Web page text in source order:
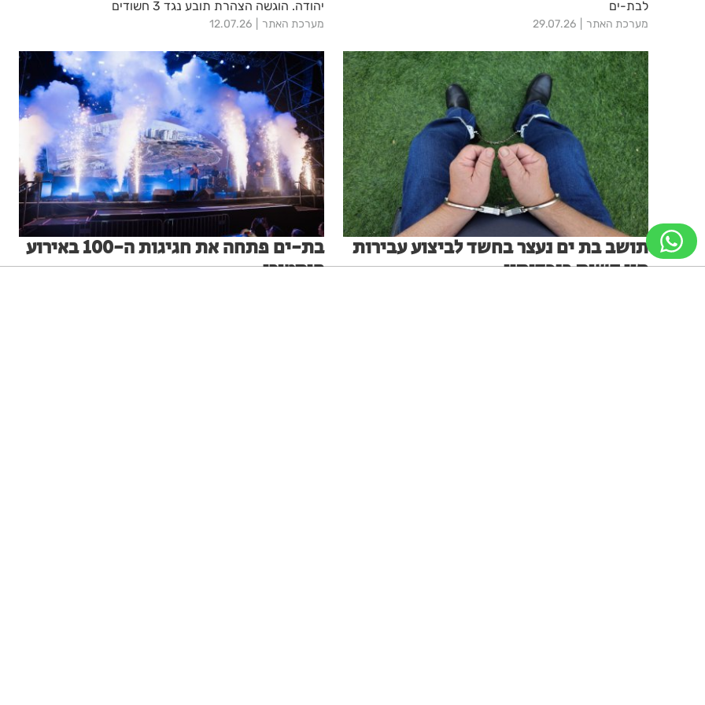
לבת-ים
מערכת האתר 29.07.26
יהודה. הוגשה הצהרת תובע נגד 3 חשודים
מערכת האתר 12.07.26
תושב בת ים נעצר בחשד לביצוע עבירות
מין קשות בנכדותיו
בת-ים פתחה את חגיגות ה-100 באירוע
היסטורי